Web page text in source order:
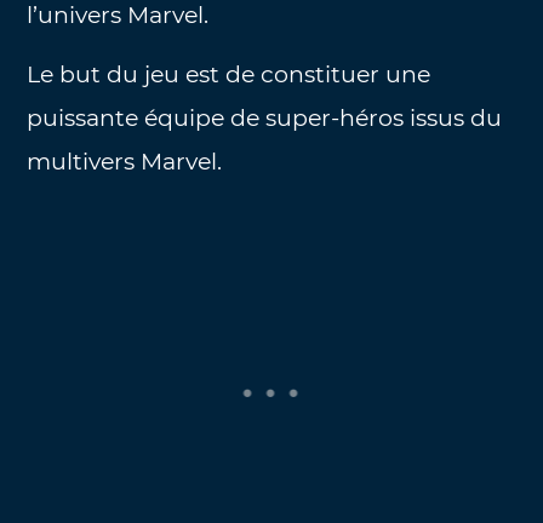
l’univers Marvel.
Le but du jeu est de constituer une
puissante équipe de super-héros issus du
multivers Marvel.